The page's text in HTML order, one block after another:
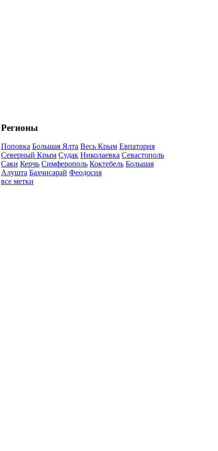
Регионы
Поповка Большая Ялта Весь Крым Евпатория
Северный Крым Судак Николаевка Севастополь
Саки Керчь Симферополь Коктебель Большая
Алушта Бахчисарай Феодосия
все метки